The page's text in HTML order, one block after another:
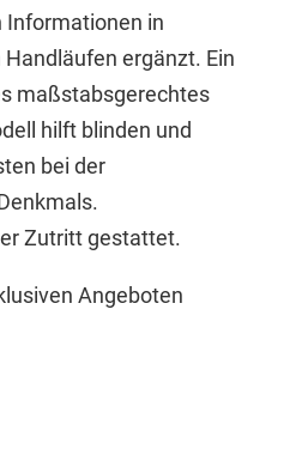
Informationen in
ergänzt. Ein
maßstabsgerechtes
hilft blinden und
bei der
Zutritt gestattet.
Angeboten